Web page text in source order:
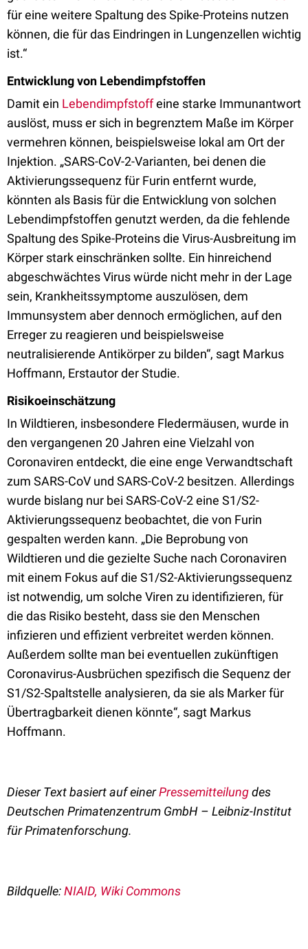
für eine weitere Spaltung des Spike-Proteins nutzen
können, die für das Eindringen in Lungenzellen wichtig
ist.“
Entwicklung von Lebendimpfstoffen
Damit ein Lebendimpfstoffeine starke Immunantwort
auslöst, muss er sich in begrenztem Maße im Körper
vermehren können, beispielsweise lokal am Ort der
Injektion. „SARS-CoV-2-Varianten, bei denen die
Aktivierungssequenz für Furin entfernt wurde,
könnten als Basis für die Entwicklung von solchen
Lebendimpfstoffen genutzt werden, da die fehlende
Spaltung des Spike-Proteins die Virus-Ausbreitung im
Körper stark einschränken sollte. Ein hinreichend
abgeschwächtes Virus würde nicht mehr in der Lage
sein, Krankheitssymptome auszulösen, dem
Immunsystem aber dennoch ermöglichen, auf den
Erreger zu reagieren und beispielsweise
neutralisierende Antikörper zu bilden“, sagt Markus
Hoffmann, Erstautor der Studie.
Risikoeinschätzung
In Wildtieren, insbesondere Fledermäusen, wurde in
den vergangenen 20 Jahren eine Vielzahl von
Coronaviren entdeckt, die eine enge Verwandtschaft
zum SARS-CoV und SARS-CoV-2 besitzen. Allerdings
wurde bislang nur bei SARS-CoV-2 eine S1/S2-
Aktivierungssequenz beobachtet, die von Furin
gespalten werden kann. „Die Beprobung von
Wildtieren und die gezielte Suche nach Coronaviren
mit einem Fokus auf die S1/S2-Aktivierungssequenz
ist notwendig, um solche Viren zu identifizieren, für
die das Risiko besteht, dass sie den Menschen
infizieren und effizient verbreitet werden können.
Außerdem sollte man bei eventuellen zukünftigen
Coronavirus-Ausbrüchen spezifisch die Sequenz der
S1/S2-Spaltstelle analysieren, da sie als Marker für
Übertragbarkeit dienen könnte“, sagt Markus
Hoffmann.
Dieser Text basiert auf einerPressemitteilungdes
Deutschen Primatenzentrum GmbH – Leibniz-Institut
für Primatenforschung.
Bildquelle:NIAID, Wiki Commons